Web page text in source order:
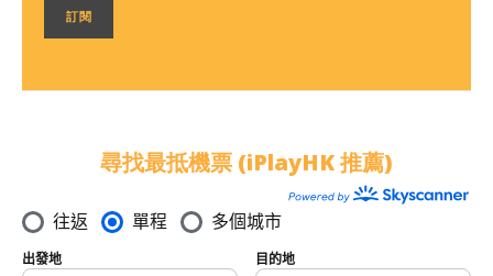
尋找最抵機票 (iPlayHK 推薦)